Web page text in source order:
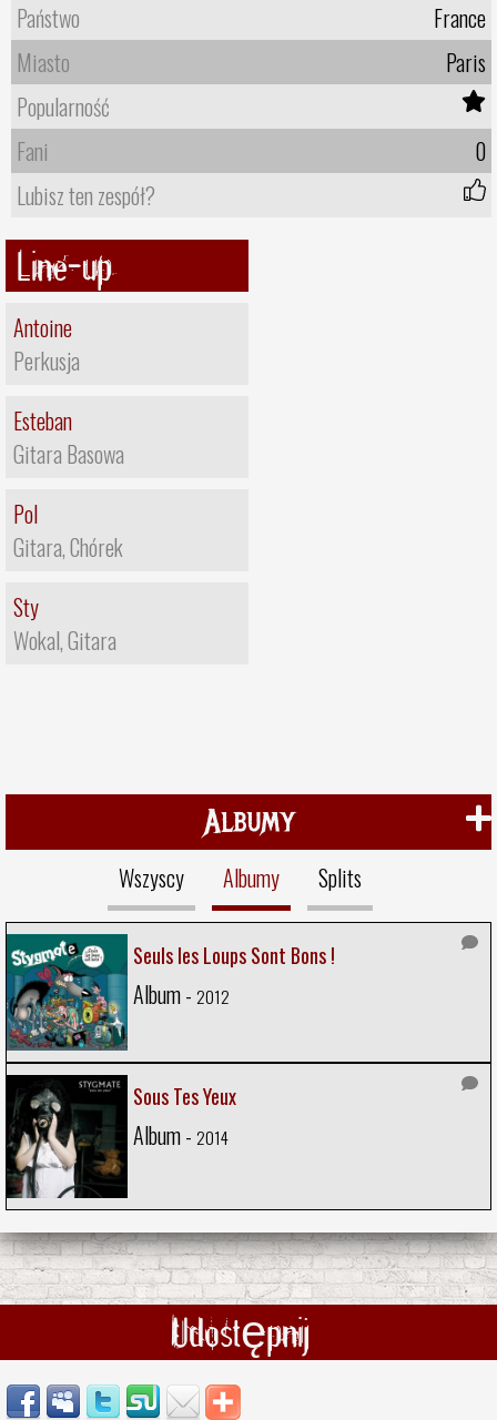
Państwo
France
Miasto
Paris
Popularność
Fani
0
Lubisz ten zespół?
Line-up
Antoine
Perkusja
Esteban
Gitara Basowa
Pol
Gitara, Chórek
Sty
Wokal, Gitara
Albumy
Wszyscy Albumy Splits
Seuls les Loups Sont Bons !
Album - 2012
Sous Tes Yeux
Album - 2014
Udostępnij